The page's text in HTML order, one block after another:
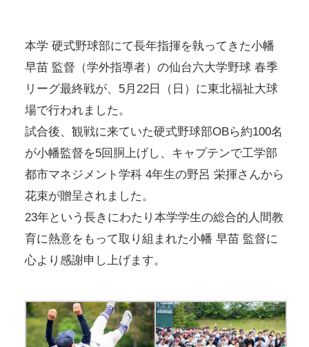
本学 硬式野球部にて長年指揮を執ってきた小幡
早苗 監督（学外指導者）の仙台六大学野球 春季
リーグ最終戦が、5月22日（日）に東北福祉大球
場で行われました。
試合後、観戦に来ていた硬式野球部OBら約100名
が小幡監督を5回胴上げし、キャプテンで工学部
都市マネジメント学科 4年生の野呂 栄揮さんから
花束が贈呈されました。
23年という長きにわたり本学学生の総合的人間教
育に熱意をもって取り組まれた小幡 早苗 監督に
心より感謝申し上げます。